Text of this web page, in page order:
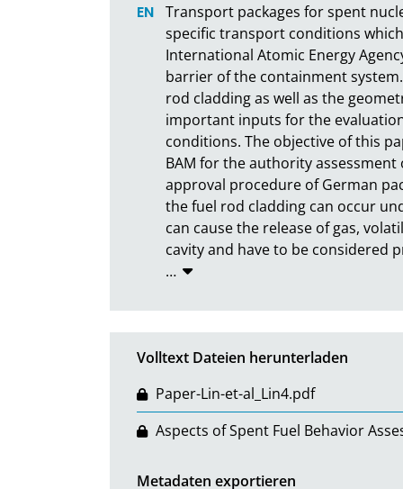
Transport packages for spent
specific transport conditions
International Atomic Energy
barrier of the containment
rod cladding as well as the
important inputs for the
conditions. The objective of this
BAM for the authority
approval procedure of German
the fuel rod cladding can occur
can cause the release of gas,
cavity and have to be considered
…
Volltext Dateien herunterladen
Paper-Lin-et-al_Lin4.pdf
Aspects of Spent Fuel Behavior
Metadaten exportieren